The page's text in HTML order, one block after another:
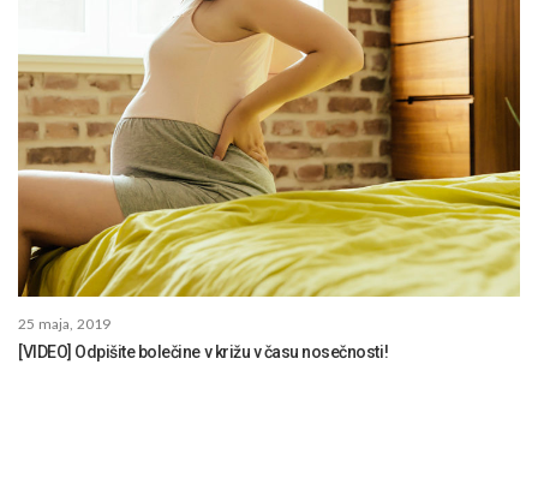
25 maja, 2019
[VIDEO] Odpišite bolečine v križu v času nosečnosti!